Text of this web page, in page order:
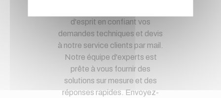
d'esprit en confiant vos
demandes techniques et devis
à notre service clients par mail.
Notre équipe d'experts est
prête à vous fournir des
solutions sur mesure et des
réponses rapides. Envoyez-